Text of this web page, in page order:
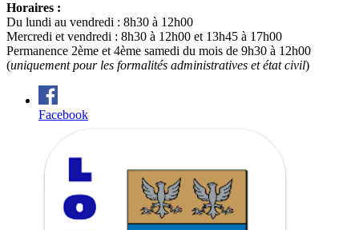
Horaires :
Du lundi au vendredi : 8h30 à 12h00
Mercredi et vendredi : 8h30 à 12h00 et 13h45 à 17h00
Permanence 2ème et 4ème samedi du mois de 9h30 à 12h00
(uniquement pour les formalités administratives et état civil)
Facebook